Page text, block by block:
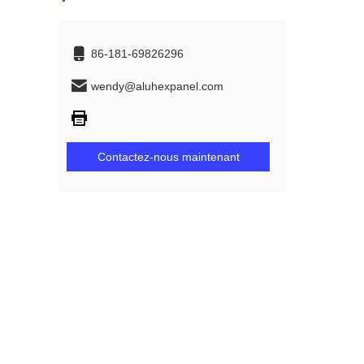
86-181-69826296
wendy@aluhexpanel.com
Contactez-nous maintenant